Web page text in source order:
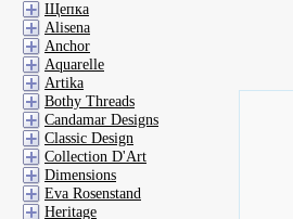
Щепка
Alisena
Anchor
Aquarelle
Artika
Bothy Threads
Candamar Designs
Classic Design
Collection D'Art
Dimensions
Eva Rosenstand
Heritage